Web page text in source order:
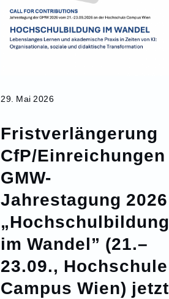
29. Mai 2026
Fristverlängerung
CfP/Einreichungen
GMW-
Jahrestagung 2026
„Hochschulbildung
im Wandel” (21.–
23.09., Hochschule
Campus Wien) jetzt